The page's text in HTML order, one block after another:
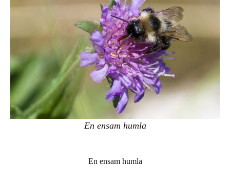
En ensam humla
En ensam humla